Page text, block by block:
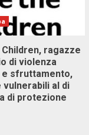
ragazze
di violenza
sfruttamento,
al di
di protezione